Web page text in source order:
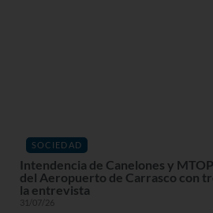
SOCIEDAD
Intendencia de Canelones y
del Aeropuerto de Carrasco con
la entrevista
31/07/26